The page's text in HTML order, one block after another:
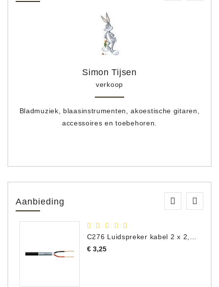
Simon Tijsen
verkoop
Bladmuziek, blaasinstrumenten, akoestische gitaren,
accessoires en toebehoren.
Aanbieding
€ 3,25Prijs